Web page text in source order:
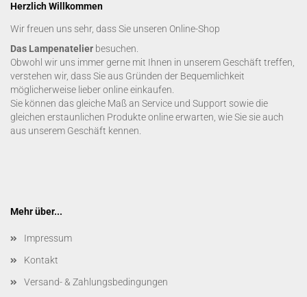
Herzlich Willkommen
Wir freuen uns sehr, dass Sie unseren Online-Shop
Das Lampenatelier besuchen.
Obwohl wir uns immer gerne mit Ihnen in unserem Geschäft treffen,
verstehen wir, dass Sie aus Gründen der Bequemlichkeit
möglicherweise lieber online einkaufen.
Sie können das gleiche Maß an Service und Support sowie die
gleichen erstaunlichen Produkte online erwarten, wie Sie sie auch
aus unserem Geschäft kennen.
Mehr über...
Impressum
Kontakt
Versand- & Zahlungsbedingungen